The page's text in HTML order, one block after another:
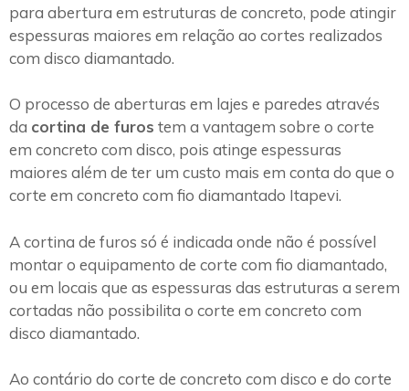
para abertura em estruturas de concreto, pode atingir
espessuras maiores em relação ao cortes realizados
com disco diamantado.
O processo de aberturas em lajes e paredes através
da cortina de furos tem a vantagem sobre o corte
em concreto com disco, pois atinge espessuras
maiores além de ter um custo mais em conta do que o
corte em concreto com fio diamantado Itapevi.
A cortina de furos só é indicada onde não é possível
montar o equipamento de corte com fio diamantado,
ou em locais que as espessuras das estruturas a serem
cortadas não possibilita o corte em concreto com
disco diamantado.
Ao contário do corte de concreto com disco e do corte